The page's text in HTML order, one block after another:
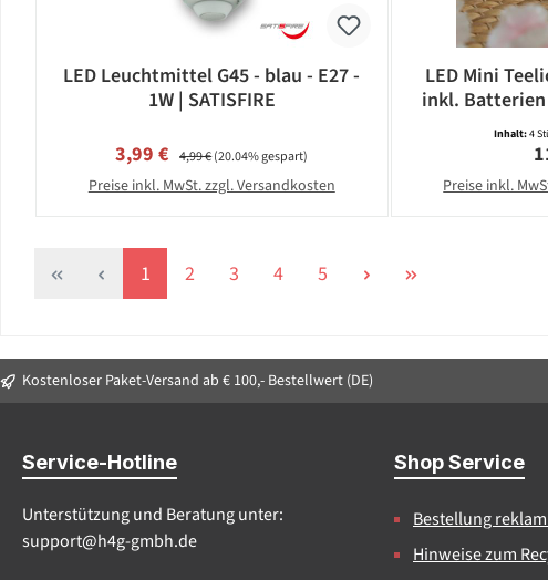
LED Leuchtmittel G45 - blau - E27 -
1W | SATISFIRE
Verkaufspreis:
3,99 € Regulärer Preis:
4,99 €(20.04% gespart)
Preise inkl. MwSt. zzgl. Versandkosten
LED Mini
inkl. Batterien
Inhalt:4
Preise inkl.
Seite
1 Seite
2 Seite
3 Seite
4 Seite
5
Kostenloser Paket-Versand ab € 100,- Bestellwert (DE)
Service-Hotline
Unterstützung und Beratung unter:
support@h4g-gmbh.de
Shop Service
Bestellung
Hinweise zum